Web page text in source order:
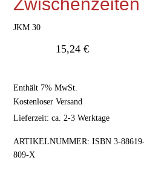
JKM 30
15,24€
Enthält 7% MwSt.
Kostenloser Versand
Lieferzeit: ca. 2-3 Werktage
ARTIKELNUMMER:ISBN 3-
809-X